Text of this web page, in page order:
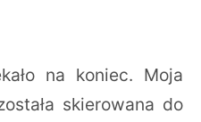
na koniec. Moja
skierowana do